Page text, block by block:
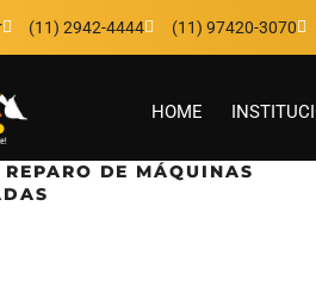
(11) 2942-4444 (11) 97420-3070
HOME
REPARO DE MÁQUINAS